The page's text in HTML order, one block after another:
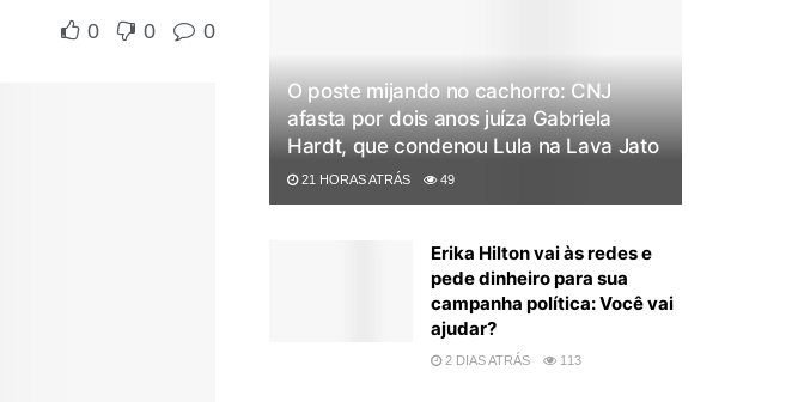
0 0 0
O poste mijando no cachorro: CNJ
afasta por dois anos juíza Gabriela
Hardt, que condenou Lula na Lava Jato
21 HORAS ATRÁS 49
Erika Hilton vai às redes e
pede dinheiro para sua
campanha política: Você vai
ajudar?
2 DIAS ATRÁS 113